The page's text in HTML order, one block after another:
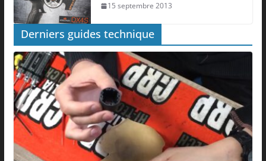
15 septembre 2013
Derniers guides technique